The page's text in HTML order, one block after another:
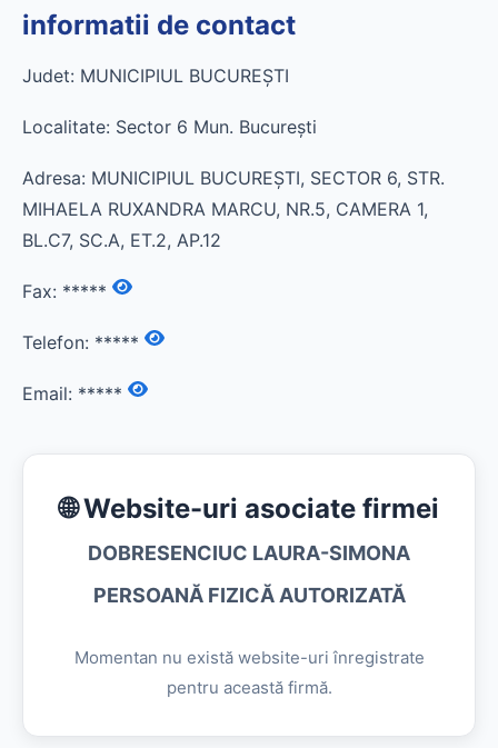
informatii de contact
Judet: MUNICIPIUL BUCUREŞTI
Localitate: Sector 6 Mun. Bucureşti
Adresa: MUNICIPIUL BUCUREŞTI, SECTOR 6, STR.
MIHAELA RUXANDRA MARCU, NR.5, CAMERA 1,
BL.C7, SC.A, ET.2, AP.12
Fax: *****
Telefon: *****
Email: *****
🌐 Website-uri asociate firmei
DOBRESENCIUC LAURA-SIMONA
PERSOANĂ FIZICĂ AUTORIZATĂ
Momentan nu există website-uri înregistrate
pentru această firmă.